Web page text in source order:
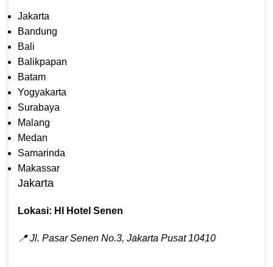
Jakarta
Bandung
Bali
Balikpapan
Batam
Yogyakarta
Surabaya
Malang
Medan
Samarinda
Makassar
Jakarta
Lokasi: HI Hotel Senen
📍 Jl. Pasar Senen No.3, Jakarta Pusat 10410